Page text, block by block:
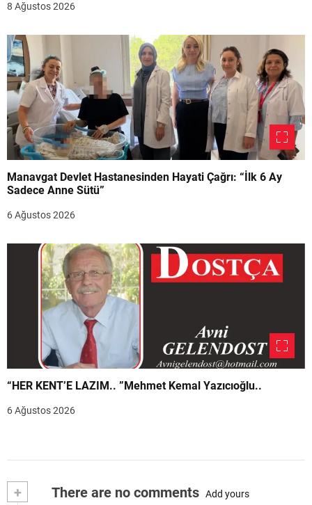
8 Ağustos 2026
Manavgat Devlet Hastanesinden Hayati Çağrı: “İlk 6 Ay
Sadece Anne Sütü”
6 Ağustos 2026
“HER KENT’E LAZIM.. ”Mehmet Kemal Yazıcıoğlu..
6 Ağustos 2026
+ There are no comments Add yours